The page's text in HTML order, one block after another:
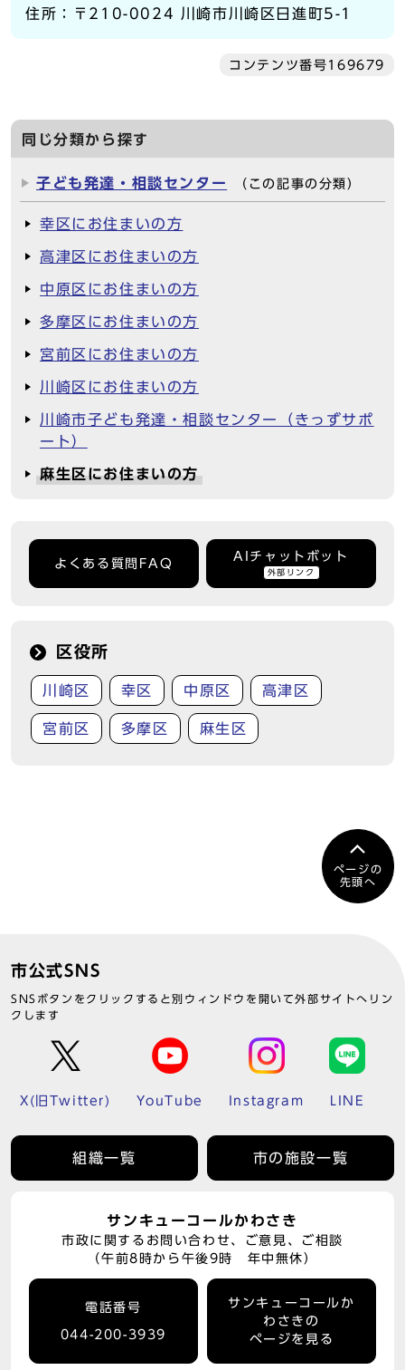
住所：〒210-0024 川崎市川崎区日進町5-1
コンテンツ番号169679
同じ分類から探す
子ども発達・相談センター （この記事の分類）
幸区にお住まいの方
高津区にお住まいの方
中原区にお住まいの方
多摩区にお住まいの方
宮前区にお住まいの方
川崎区にお住まいの方
川崎市子ども発達・相談センター（きっずサポ
ート）
麻生区にお住まいの方
よくある質問FAQ
AIチャットボット
外部リンク
区役所
川崎区 幸区 中原区 高津区
宮前区 多摩区 麻生区
ページの
先頭へ
市公式SNS
SNSボタンをクリックすると別ウィンドウを開いて外部サイトへリン
クします
X(旧Twitter) YouTube Instagram LINE
組織一覧 市の施設一覧
サンキューコールかわさき
市政に関するお問い合わせ、ご意見、ご相談
（午前8時から午後9時 年中無休）
電話番号
044-200-3939
サンキューコールか
わさきの
ページを見る